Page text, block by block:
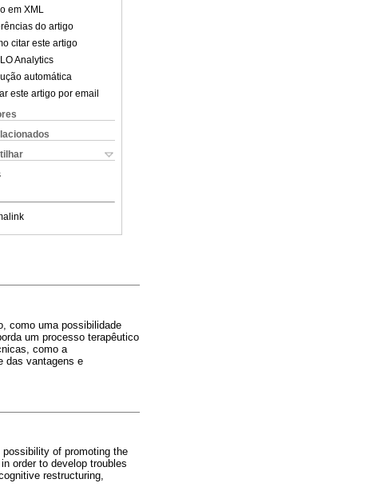
em XML
do artigo
citar este artigo
Analytics
automática
este artigo por email
como uma possibilidade
um processo terapêutico
como a
das vantagens e
of promoting the
order to develop troubles
restructuring,